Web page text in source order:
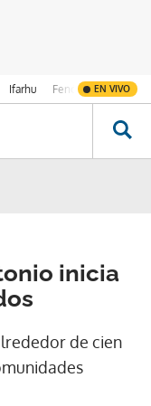
Ifarhu Fenómeno de El
EN VIVO
inicia
de cien